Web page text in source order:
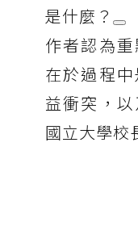
是什麼？
作者認為
在於過程
益衝突，
國立大學校